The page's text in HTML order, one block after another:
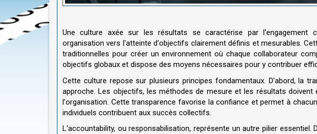
Une culture axée sur les résultats se caractérise par l'engagement
organisation vers l'atteinte d'objectifs clairement définis et mesurables.
traditionnelles pour créer un environnement où chaque collaborateur
objectifs globaux et dispose des moyens nécessaires pour y contribuer
Cette culture repose sur plusieurs principes fondamentaux. D'abord, la
approche. Les objectifs, les méthodes de mesure et les résultats
l'organisation. Cette transparence favorise la confiance et permet à
individuels contribuent aux succès collectifs.
L'accountability, ou responsabilisation, représente un autre pilier essentiel.